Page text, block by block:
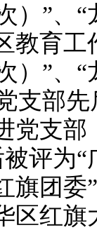
）”、
教育
）”、
部先
党支
评为
旗团
区红旗